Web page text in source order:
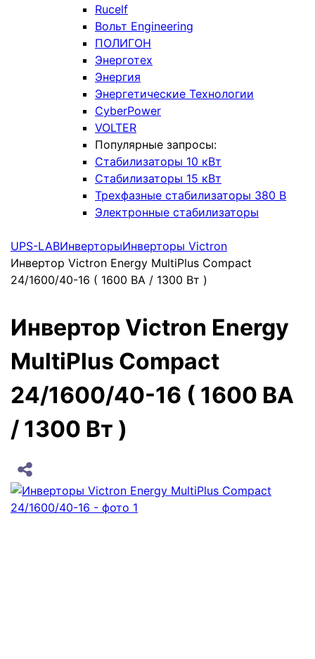
Rucelf
Вольт Engineering
ПОЛИГОН
Энерготех
Энергия
Энергетические Технологии
CyberPower
VOLTER
Популярные запросы:
Стабилизаторы 10 кВт
Стабилизаторы 15 кВт
Трехфазные стабилизаторы 380 В
Электронные стабилизаторы
UPS-LABИнверторыИнверторы Victron
Инвертор Victron Energy MultiPlus Compact
24/1600/40-16 ( 1600 ВА / 1300 Вт )
Инвертор Victron Energy
MultiPlus Compact
24/1600/40-16 ( 1600 ВА
/ 1300 Вт )